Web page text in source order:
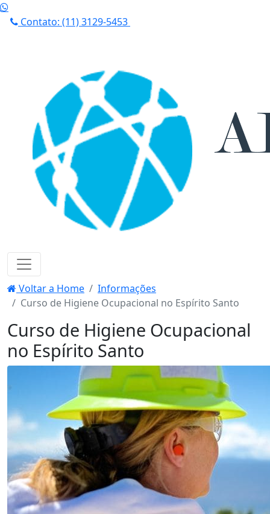
Contato: (11) 3129-5453
Voltar a Home
Informações
Curso de Higiene Ocupacional no Espírito Santo
Curso de Higiene Ocupacional
no Espírito Santo